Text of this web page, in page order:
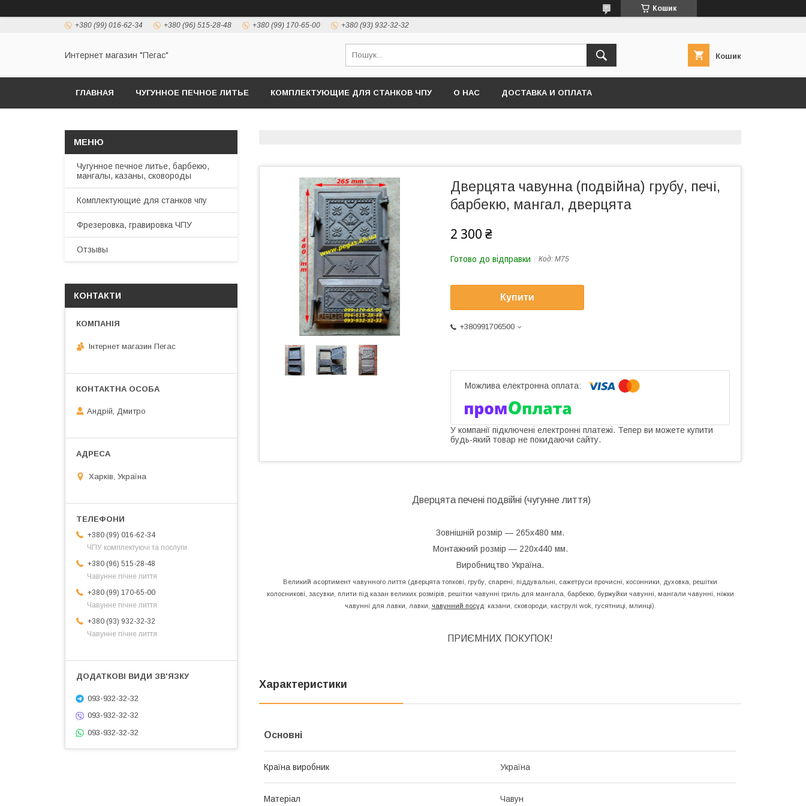
Кошик
+380 (99) 016-62-34 +380 (96) 515-28-48 +380 (99) 170-65-00 +380 (93) 932-32-32
Интернет магазин "Пегас" Кошик
ГЛАВНАЯ ЧУГУННОЕ ПЕЧНОЕ ЛИТЬЕ КОМПЛЕКТУЮЩИЕ ДЛЯ СТАНКОВ ЧПУ О НАС ДОСТАВКА И ОПЛАТА
Дверцята чавунна (подвійна) грубу, печі,
барбекю, мангал, дверцята
2 300 ₴
Готово до відправки Код: М75
Купити
+380991706500
У компанії підключені електронні платежі. Тепер ви можете купити
будь-який товар не покидаючи сайту.
Дверцята печені подвійні (чугунне лиття)
Зовнішній розмір — 265х480 мм.
Монтажний розмір — 220х440 мм.
Виробництво Україна.
Великий асортимент чавунного лиття (дверцята топкові, грубу, спарені, піддувальні, сажетруси прочисні, косонники, духовка, решітки
колосникові, засувки, плити під казан великих розмірів, решітки чавунні гриль для мангала, барбекю, буржуйки чавунні, мангали чавунні, ніжки
чавунні для лавки, лавки,
чавунний посуд: казани, сковороди, каструлі wok, гусятниці, млинці).
ПРИЄМНИХ ПОКУПОК!
Характеристики
Основні
Країна виробник Україна
Матеріал Чавун
Чугунное печное литье, барбекю,
мангалы, казаны, сковороды
Комплектующие для станков чпу
Фрезеровка, гравировка ЧПУ
Отзывы
КОНТАКТИ
Інтернет магазин Пегас
Андрій, Дмитро
Харків, Україна
+380 (99) 016-62-34
ЧПУ комплектуючі та послуги
+380 (96) 515-28-48
Чавунне пічне лиття
+380 (99) 170-65-00
Чавунне пічне лиття
+380 (93) 932-32-32
Чавунне пічне лиття
093-932-32-32
093-932-32-32
093-932-32-32